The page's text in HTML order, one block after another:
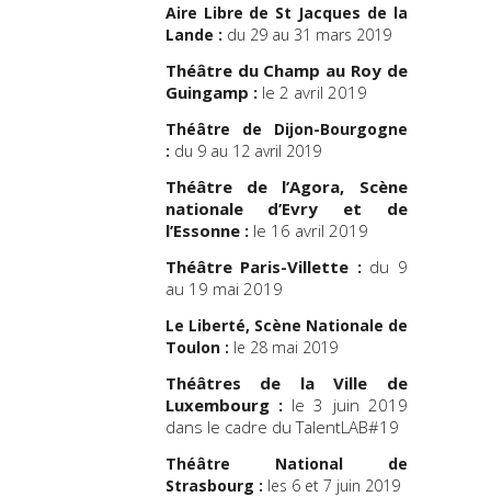
Aire Libre de St Jacques de la
Lande : du 29 au 31 mars 2019
Théâtre du Champ au Roy de
Guingamp :le 2 avril 2019
Théâtre de Dijon-Bourgogne
: du 9 au 12 avril 2019
Théâtre de l’Agora, Scène
nationale d’Evry et de
l’Essonne :le 16 avril 2019
Théâtre Paris-Villette :du 9
au 19 mai 2019
Le Liberté, Scène Nationale de
Toulon : le 28 mai 2019
Théâtres de la Ville de
Luxembourg : le 3 juin 2019
dans le cadre du TalentLAB#19
Théâtre National de
Strasbourg : les 6 et 7 juin 2019